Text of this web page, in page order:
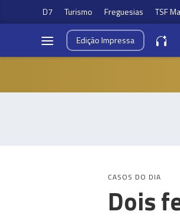
D7 Turismo Freguesias TSF
EdiçãoImpressa
CASOS DO DIA
Dois